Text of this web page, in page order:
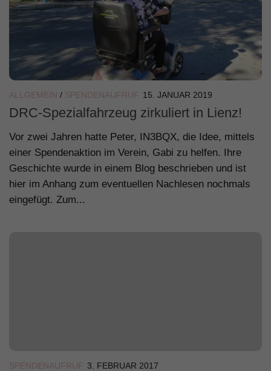
ALLGEMEIN / SPENDENAUFRUF 15. JANUAR 2019
DRC-Spezialfahrzeug zirkuliert in Lienz!
Vor zwei Jahren hatte Peter, IN3BQX, die Idee, mittels
einer Spendenaktion im Verein, Gabi zu helfen. Ihre
Geschichte wurde in einem Blog beschrieben und ist
hier im Anhang zum eventuellen Nachlesen nochmals
eingefügt. Zum...
SPENDENAUFRUF 3. FEBRUAR 2017